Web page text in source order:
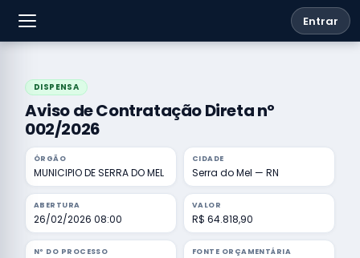
Entrar
DISPENSA
Aviso de Contratação Direta nº
002/2026
ÓRGÃO
MUNICIPIO DE SERRA DO MEL
CIDADE
Serra do Mel — RN
ABERTURA
26/02/2026 08:00
VALOR
R$ 64.818,90
Nº DO PROCESSO FONTE ORÇAMENTÁRIA